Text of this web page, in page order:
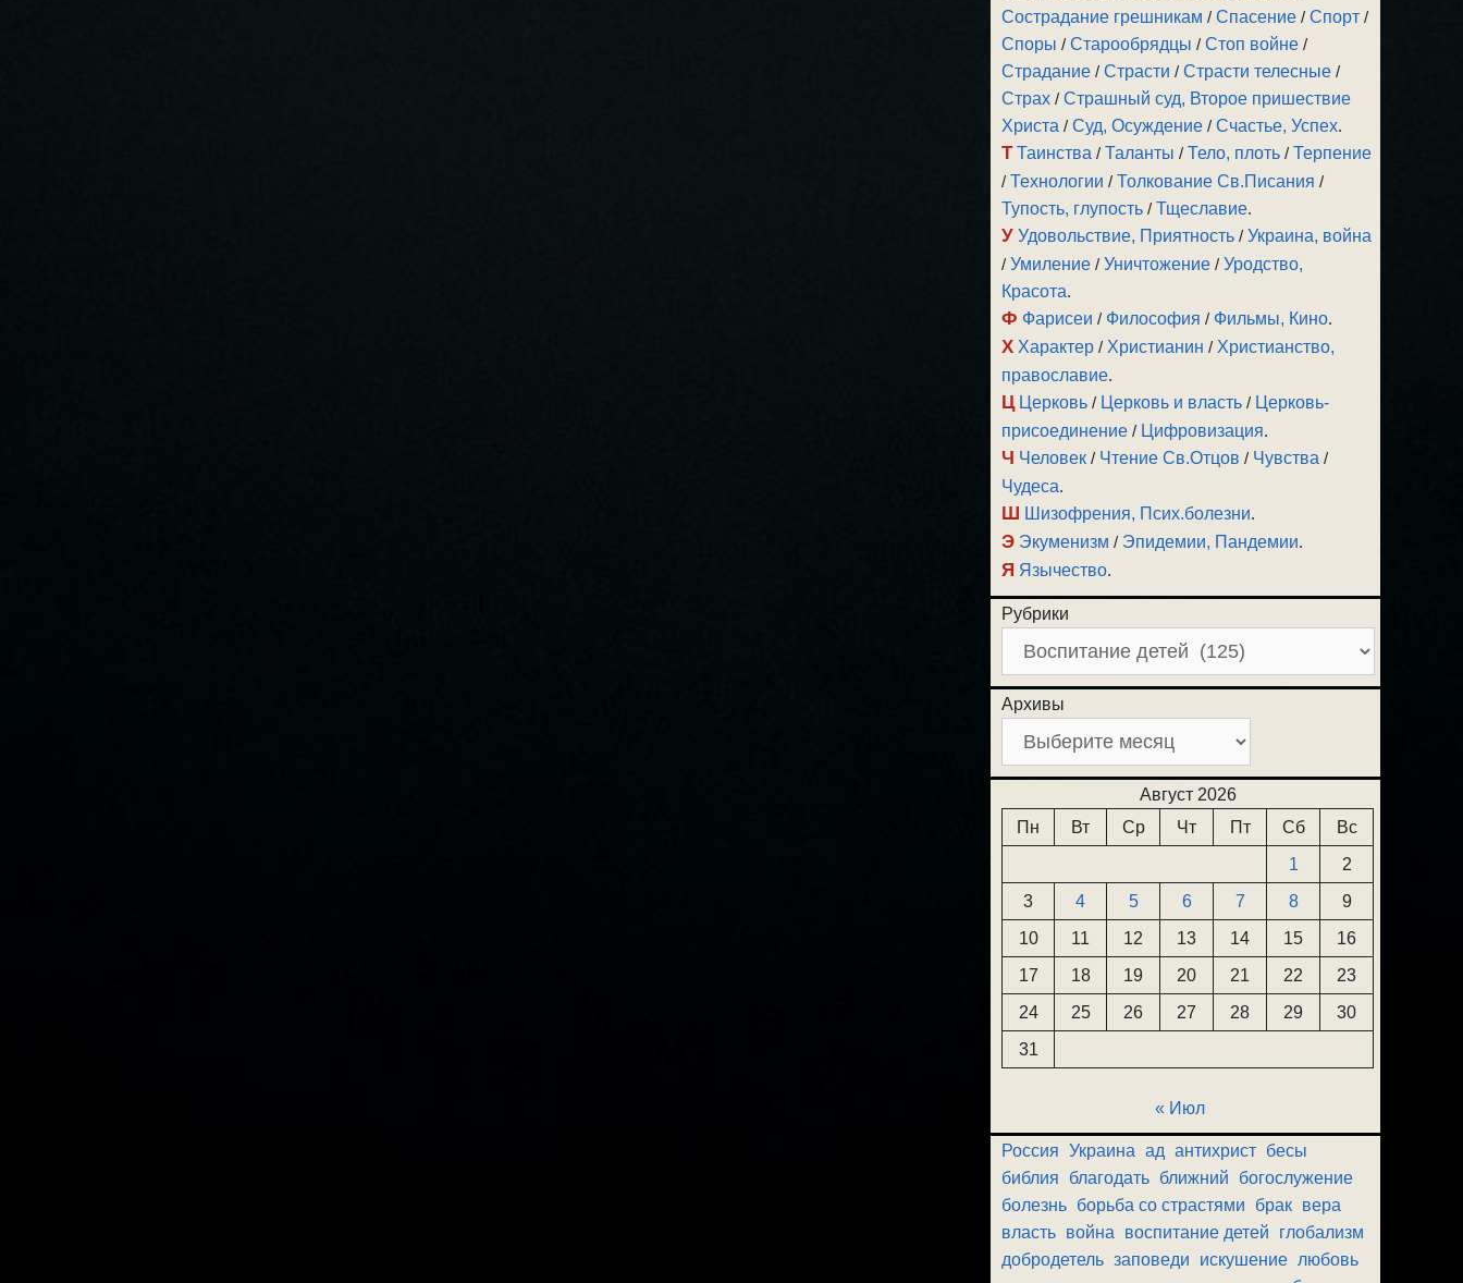
Сострадание грешникам /Спасение /Спорт /
Споры /Старообрядцы /Стоп войне /
Страдание /Страсти /Страсти телесные /
Страх /Страшный суд, Второе пришествие
Христа /Суд, Осуждение /Счастье, Успех.
Т Таинства /Таланты /Тело, плоть /Терпение
/Технологии /Толкование Св.Писания /
Тупость, глупость /Тщеславие.
У Удовольствие, Приятность /Украина, война
/Умиление /Уничтожение /Уродство,
Красота.
Ф Фарисеи / Философия / Фильмы, Кино.
Х Характер / Христианин / Христианство,
православие.
Ц Церковь / Церковь и власть / Церковь-
присоединение / Цифровизация.
Ч Человек / Чтение Св.Отцов / Чувства /
Чудеса.
Ш Шизофрения, Псих.болезни.
Э Экуменизм / Эпидемии, Пандемии.
Я Язычество.
Рубрики
Архивы
Август 2026
Пн
Вт Ср Чт Пт Сб
Вс
1
2
3
4 5 6 7 8
9
10
11 12 13 14 15
16
17
18 19 20 21 22
23
24
25 26 27 28 29
30
31
« Июл
Россия Украина ад антихрист бесы
библия
благодать ближний
богослужение
болезнь борьба со страстями брак вера
власть война воспитание детей
глобализм
добродетель заповеди искушение любовь